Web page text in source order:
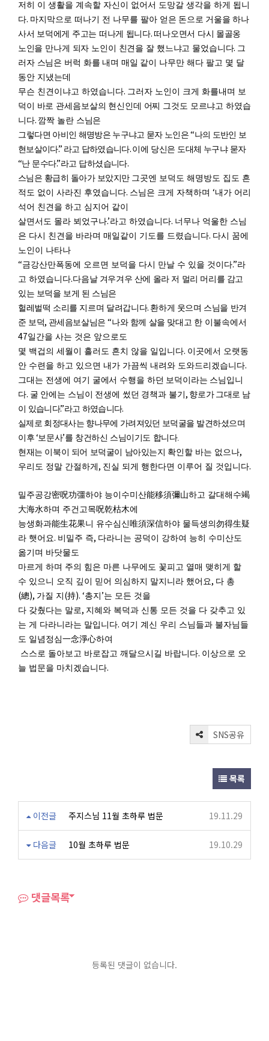
저히 이 생활을 계속할 자신이 없어서 도망갈 생각을 하게 됩니
다. 마지막으로 떠나기 전 나무를 팔아 얻 은 돈으로 거울을 하나
사서 보덕에게 주고는 떠나게 됩니다. 떠나오면서 다시 몰골옹
노인을 만나게 되자 노인이 친견을 잘 했느냐고 물었습니다. 그
러자 스님은 버럭 화를 내며 매일 같이 나무만 해다 팔고 몇 달
동안 지냈는데
무슨 친견이냐고 하였습니다. 그러자 노인이 크게 화를내 며 보
덕이 바로 관세음보살의 현신인데 어찌 그것도 모르냐고 하였습
니다. 깜짝 놀란 스님은
그렇다면 아비인 해명방은 누구냐고 묻자 노인은“나의 도반인 보
현보살이다.” 라고 답하였습니다. 이에 당신은 도대체 누구냐 묻자
“난 문수다.”라고 답하셨습니다.
스님은 황급히 돌아가 보았지만 그곳엔 보덕도 해명방도 집도 흔
적도 없이 사라진 후였습니다. 스님은 크게 자책하며 ‘내가 어리
석어 친견을 하고 심지어 같이
살면서도 몰라 뵈었구나.’라고 하였습니다. 너무나 억울한 스님
은 다시 친견을 바라며 매일같이 기도를 드렸습니다. 다시 꿈에
노인이 나타나
“금강산만폭동에 오르면 보덕을 다시 만날 수 있을 것이다.”라
고 하였습니다.다음날 겨우겨우 산에 올라 저 멀리 머리를 감고
있는 보덕을 보게 된 스님은
헐레벌떡 소리를 지 르며 달려갑니다. 환하게 웃으며 스님을 반겨
준 보덕, 관세음보살님은“나와 함께 살을 맞대고 한 이불속에서
47일간을 사는 것은 앞으로도
몇 백겁의 세월이 흘러도 흔치 않을 일입니다. 이곳에서 오랫동
안 수련을 하고 있으면 내가 가끔씩 내려와 도와드리겠습니다.
그대는 전생에 여 기 굴에서 수행을 하던 보덕이라는 스님입니
다. 굴 안에는 스님이 전생에 썼던 경책과 불기 , 향로가 그대로 남
이 있습니다.”라고 하였습니다.
실제로 회정대사는 향나무에 가려져있던 보덕굴을 발견하셨으며
이후 ‘보문사’를 창건하신 스님이기도 합니다.
현재는 이북이 되어 보덕굴이 남아있는지 확인할 바는 없으나,
우리도 정말 간절하게 , 진실 되게 행한다면 이루어 질 것입니다.
밀주공강密呪功彊하야 능이수미산能移須彌山하고 갈대해수竭
大海水하며 주건고목呪乾枯木에
능생화과能生花果니 유수심신唯須深信하야 물득생의 勿得生疑
라 햇어요. 비밀주 즉, 다라니는 공덕이 강하여 능히 수미산도
옮기며 바닷물도
마르게 하며 주의 힘은 마른 나무에도 꽃피고 열매 맺히게 할
수 있으니 오직 깊이 믿어 의심하지 말지니라 했어요, 다 총
(總), 가질 지 (持). ‘총지 ’는 모든 것을
다 갖췄다는 말로, 지혜와 복덕과 신통 모든 것을 다 갖추고 있
는 게 다라니라는 말입니다. 여기 계신 우리 스님들과 불자님들
도 일념정심一念淨心하여
스스로 돌아보고 바로잡고 깨달으시길 바랍니다. 이상으로 오
늘 법문을 마치겠습니다.
SNS공유
목록
이전글 주지스님 11월 초하루 법문 19.11.29
다음글 10월 초하루 법문 19.10.29
댓글목록
등록된 댓글이 없습니다.